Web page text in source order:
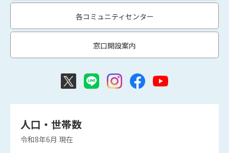
各コミュニティセンター
窓口開設案内
人口・世帯数
令和8年6月 現在